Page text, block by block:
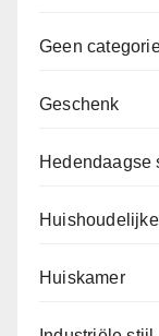
Geen
Geschenk
Hedendaagse
Huiskamer